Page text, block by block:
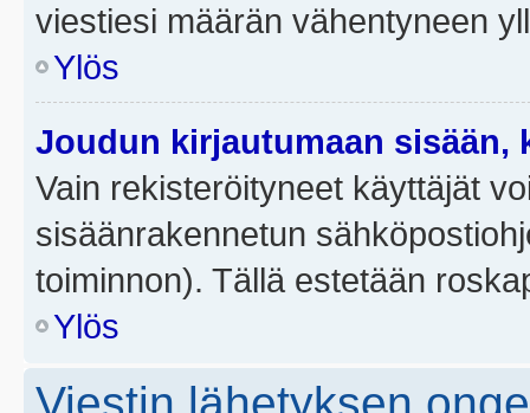
viestiesi määrän vähentyneen
Ylös
Joudun kirjautumaan sisään,
Vain rekisteröityneet käyttäjät
sisäänrakennetun
toiminnon). Tällä estetään
Ylös